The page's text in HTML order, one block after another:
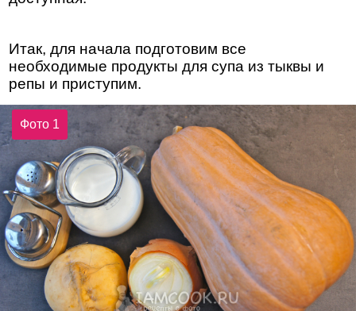
Итак, для начала подготовим все
необходимые продукты для супа из тыквы и
репы и приступим.
Фото 1